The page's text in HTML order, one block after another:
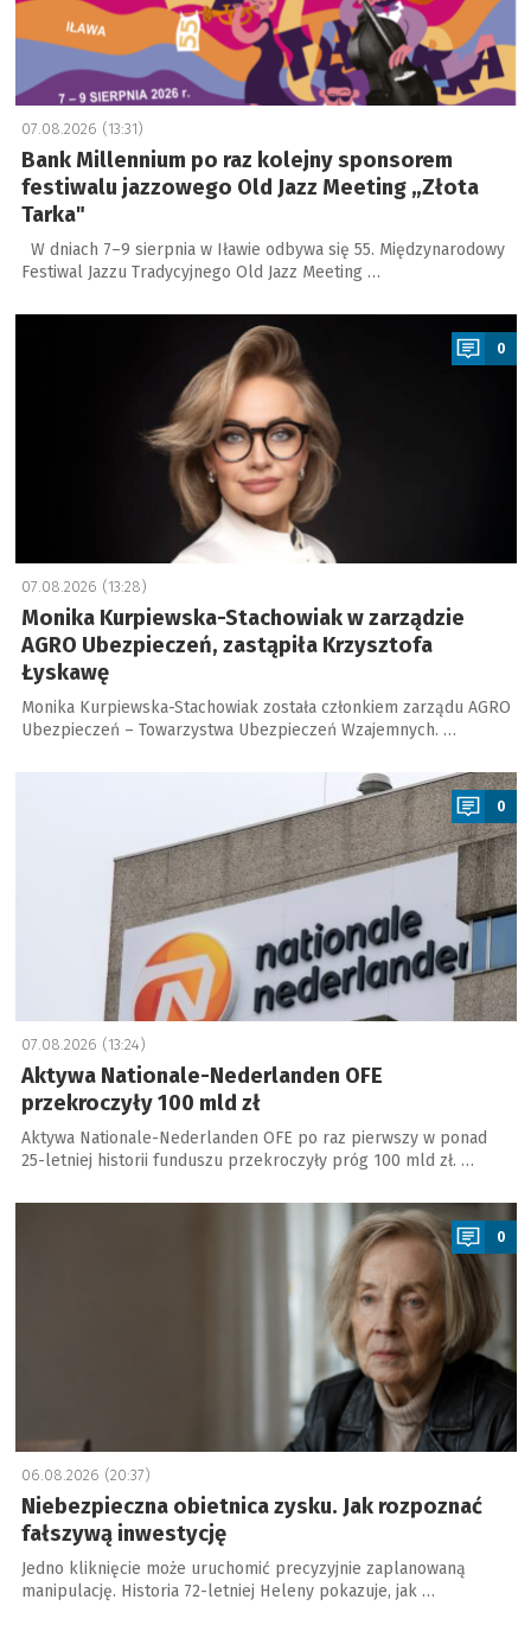
07.08.2026 (13:31)
Bank Millennium po raz kolejny sponsorem
festiwalu jazzowego Old Jazz Meeting „Złota
Tarka"
W dniach 7–9 sierpnia w Iławie odbywa się 55. Międzynarodowy
Festiwal Jazzu Tradycyjnego Old Jazz Meeting …
a
0
07.08.2026 (13:28)
Monika Kurpiewska-Stachowiak w zarządzie
AGRO Ubezpieczeń, zastąpiła Krzysztofa
Łyskawę
Monika Kurpiewska-Stachowiak została członkiem zarządu AGRO
Ubezpieczeń – Towarzystwa Ubezpieczeń Wzajemnych. …
0
07.08.2026 (13:24)
Aktywa Nationale-Nederlanden OFE
przekroczyły 100 mld zł
Aktywa Nationale-Nederlanden OFE po raz pierwszy w ponad
25-letniej historii funduszu przekroczyły próg 100 mld zł. …
a
0
06.08.2026 (20:37)
Niebezpieczna obietnica zysku. Jak rozpoznać
fałszywą inwestycję
Jedno kliknięcie może uruchomić precyzyjnie zaplanowaną
manipulację. Historia 72-letniej Heleny pokazuje, jak …